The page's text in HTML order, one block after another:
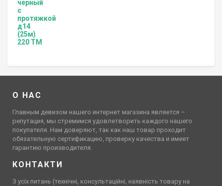
О НАС
Главным девизом нашего интернет магазина является –
репутация, мы стремимся удовлетворить каждого нашего
покупателя. Нам доверяют, так как наш товар проходит
обязательную сертификацию, проверку качества и имеет
гарантию производителя.
КОНТАКТИ
З усіх питань (технічні, консультаційні, наявність товару на